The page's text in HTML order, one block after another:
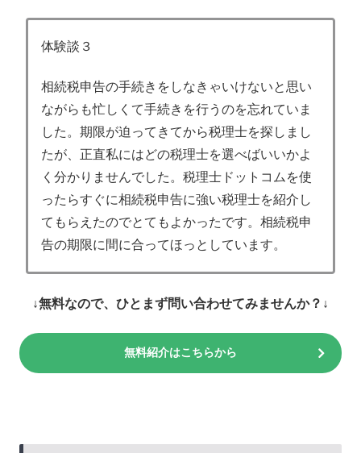
体験談３
相続税申告の手続きをしなきゃいけないと思い
ながらも忙しくて手続きを行うのを忘れていま
した。期限が迫ってきてから税理士を探しまし
たが、正直私にはどの税理士を選べばいいかよ
く分かりませんでした。税理士ドットコムを使
ったらすぐに相続税申告に強い税理士を紹介し
てもらえたのでとてもよかったです。相続税申
告の期限に間に合ってほっとしています。
↓無料なので、ひとまず問い合わせてみませんか？↓
無料紹介はこちらから